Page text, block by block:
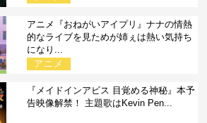
アニメ『おねがいアイプリ』ナナの情熱
的なライブを見ためが姉ぇは熱い気持ち
になり...
アニメ
『メイドインアビス 目覚める神秘』本予
告映像解禁！ 主題歌はKevin Pen...